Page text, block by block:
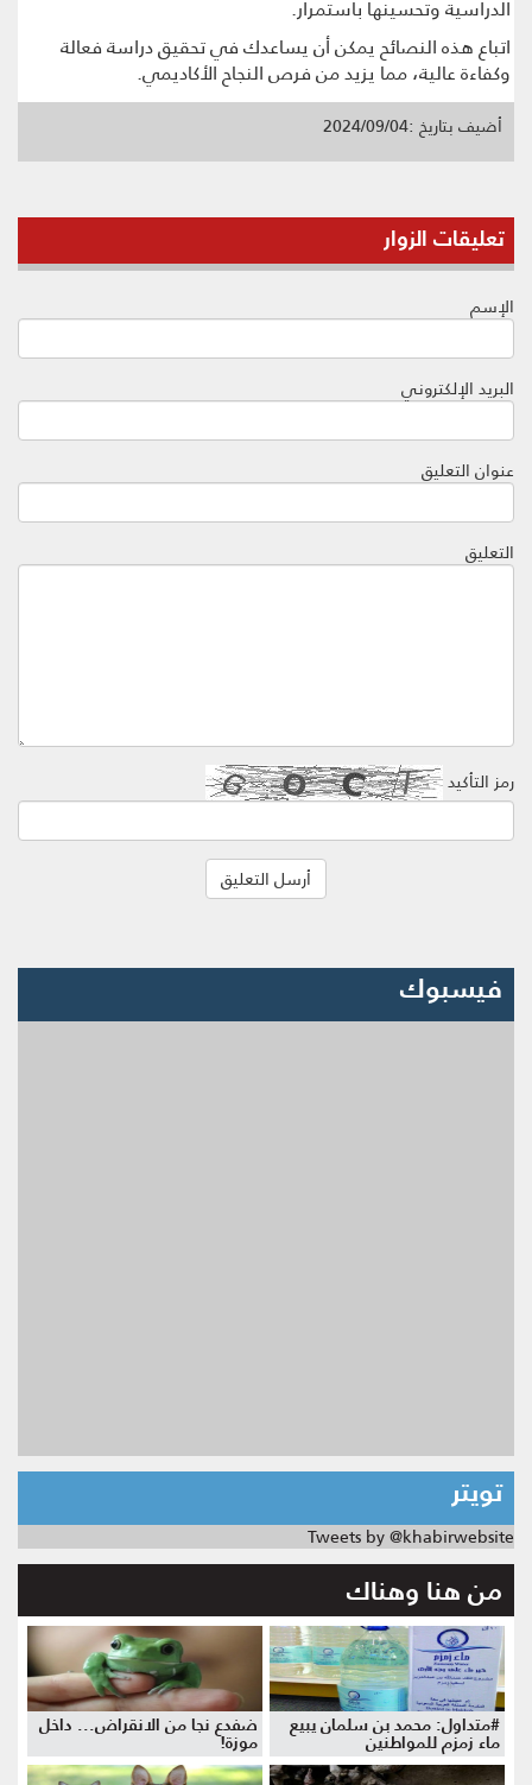
الدراسية وتحسينها باستمرار.
اتباع هذه النصائح يمكن أن يساعدك في تحقيق دراسة فعالة
وكفاءة عالية، مما يزيد من فرص النجاح الأكاديمي.
أضيف بتاريخ :2024/09/04
تعليقات الزوار
الإسم
البريد الإلكتروني
عنوان التعليق
التعليق
رمز التأكيد
فيسبوك
تويتر
Tweets by @khabirwebsite
من هنا وهناك
#متداول: محمد بن سلمان يبيع
ماء زمزم للمواطنين
ضفدع نجا من الانقراض... داخل
موزة!